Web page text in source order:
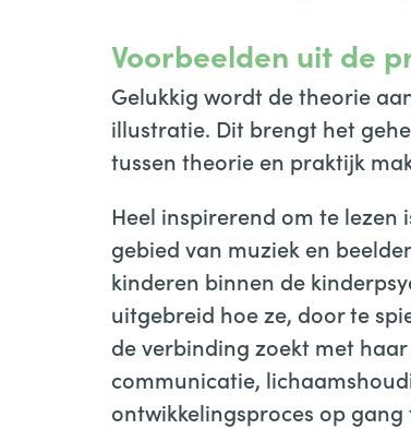
Voorbeelden uit de
Gelukkig wordt de theorie
illustratie. Dit brengt het
tussen theorie en praktijk
Heel inspirerend om te lezen
gebied van muziek en
kinderen binnen de
uitgebreid hoe ze, door te
de verbinding zoekt met
communicatie,
ontwikkelingsproces op gang